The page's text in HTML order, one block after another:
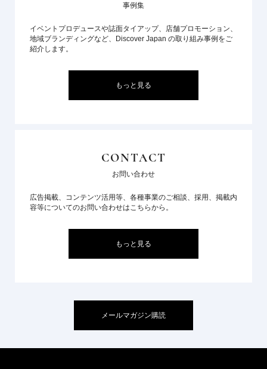
事例集
イベントプロデュースや誌面タイアップ、店舗プロモーション、
地域ブランディングなど、Discover Japan の取り組み事例をご
紹介します。
もっと見る
CONTACT
お問い合わせ
広告掲載、コンテンツ活用等、各種事業のご相談、採用、掲載内
容等についてのお問い合わせはこちらから。
もっと見る
メールマガジン購読